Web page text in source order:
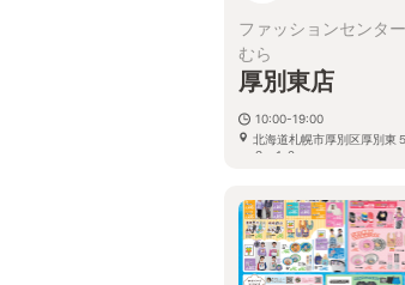
ファッションセンタ
むら
厚別東店
10:00-19:00
北海道札幌市厚別区厚別東
２−１０